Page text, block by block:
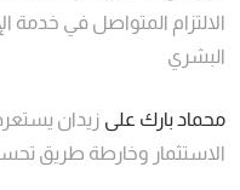
الالتزام المتواصل في خدمة
البشري
محماد بارك على زيدان
الاستثمار وخارطة طريق